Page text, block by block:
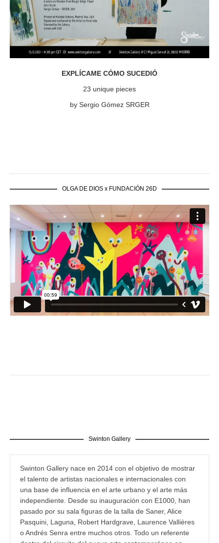
EXPLÍCAME CÓMO SUCEDIÓ
23 unique pieces
by Sergio Gómez SRGER
OLGA DE DIOS x FUNDACIÓN 26D
Swinton Gallery
Swinton Gallery nace en 2014 con el objetivo de mostrar
el talento de artistas nacionales e internacionales con
una base de influencia en el arte urbano y el arte más
independiente. Desde su inauguración con E1000, han
pasado por su sala figuras de la talla de Saner, Alice
Pasquini, Laguna, Robert Hardgrave, Laurence Vallières
o Andrés Senra entre muchos otros. Todo un referente